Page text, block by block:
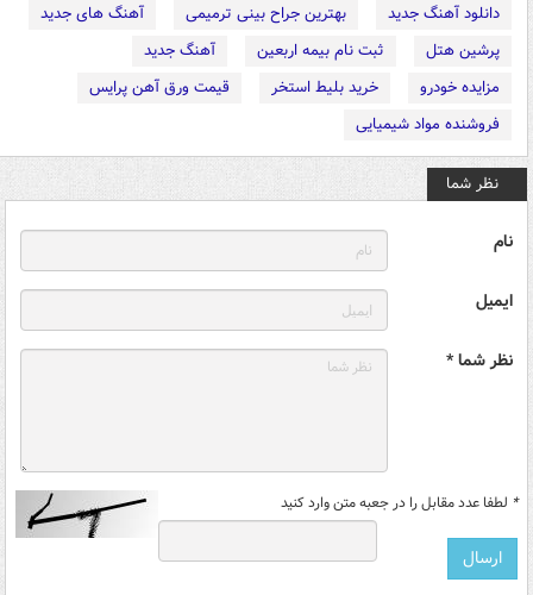
دانلود آهنگ جدید
بهترین جراح بینی ترمیمی
آهنگ های جدید
پرشین هتل
ثبت نام بیمه اربعین
آهنگ جدید
مزایده خودرو
خرید بلیط استخر
قیمت ورق آهن پرایس
فروشنده مواد شیمیایی
نظر شما
نام
ایمیل
نظر شما *
* لطفا عدد مقابل را در جعبه متن وارد کنید